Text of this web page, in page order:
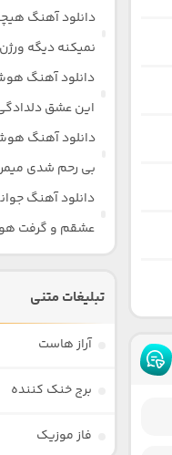
دانلود آهنگ
نمیکنه دیگه
دانلود آهنگ
این عشق
دانلود آهنگ
بی رحم شدی
دانلود آهنگ
عشقم و گرفت
تبلیغات متنی
آراز هاست
برج خنک کننده
فاز موزیک